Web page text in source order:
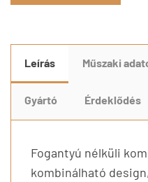
Leírás Műszaki
Gyártó Érdeklődés
Fogantyú nélküli
kombinálható